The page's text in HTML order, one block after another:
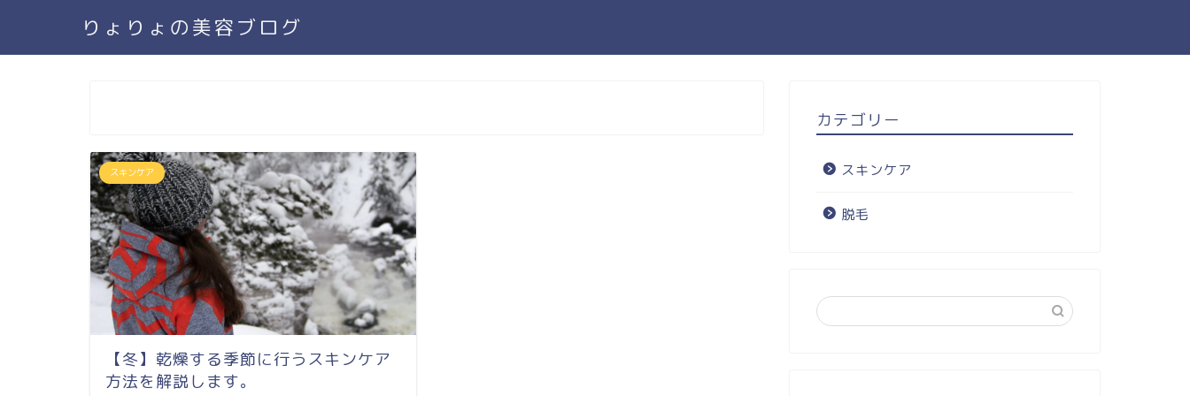
りょりょの美容ブログ
スキンケア
【冬】乾燥する季節に行うスキンケア
方法を解説します。
カテゴリー
スキンケア
脱毛